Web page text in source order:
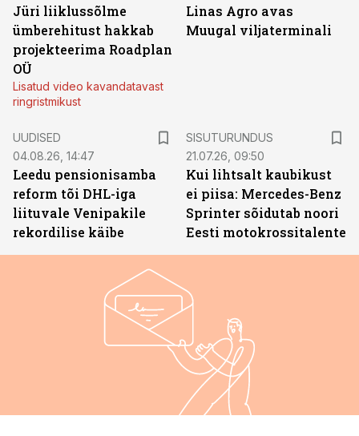
Jüri liiklussõlme
ümberehitust hakkab
projekteerima Roadplan
OÜ
Lisatud video kavandatavast
ringristmikust
Linas Agro avas
Muugal viljaterminali
UUDISED
04.08.26, 14:47
Leedu pensionisamba
reform tõi DHL-iga
liituvale Venipakile
rekordilise käibe
SISUTURUNDUS
21.07.26, 09:50
Kui lihtsalt kaubikust
ei piisa: Mercedes-Benz
Sprinter sõidutab noori
Eesti motokrossitalente